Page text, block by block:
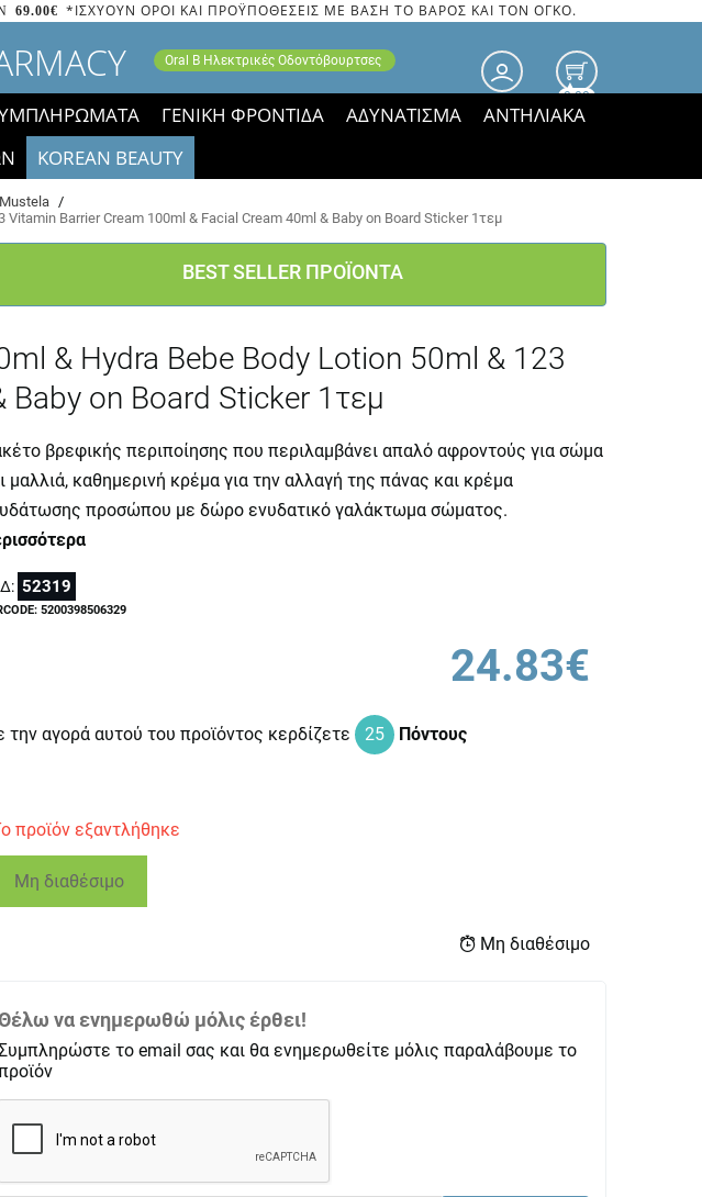
69.00€ *ΙΣΧΥΟΥΝ ΟΡΟΙ ΚΑΙ ΠΡΟΫΠΟΘΕΣΕΙΣ ΜΕ ΒΑΣΗ ΤΟ ΒΑΡΟΣ ΚΑΙ ΤΟΝ ΟΓΚΟ.
Oral B Ηλεκτρικές Οδοντόβουρτσες
0.00
ΓΕΝΙΚΗ ΦΡΟΝΤΙΔΑ ΑΔΥΝΑΤΙΣΜΑ
ΑΝΤΗΛΙΑΚΑ
KOREAN BEAUTY
οι χαμηλές μας τιμές ΠΑΡΑΜΕΝΟΥΝ!
Mustela /
Barrier Cream 100ml & Facial Cream 40ml & Baby on Board Sticker 1τεμ
BEST SELLER ΠΡΟΪΟΝΤΑ
& Hydra Bebe Body Lotion 50ml & 123
on Board Sticker 1τεμ
βρεφικής περιποίησης που περιλαμβάνει απαλό αφροντούς για σώμα
μαλλιά, καθημερινή κρέμα για την αλλαγή της πάνας και κρέμα
προσώπου με δώρο ενυδατικό γαλάκτωμα σώματος.
52319
5200398506329
24.83€
την αγορά αυτού του προϊόντος κερδίζετε 25 Πόντους
προϊόν εξαντλήθηκε
Μη διαθέσιμο
Μη διαθέσιμο
να ενημερωθώ μόλις έρθει!
το email σας και θα ενημερωθείτε μόλις παραλάβουμε το